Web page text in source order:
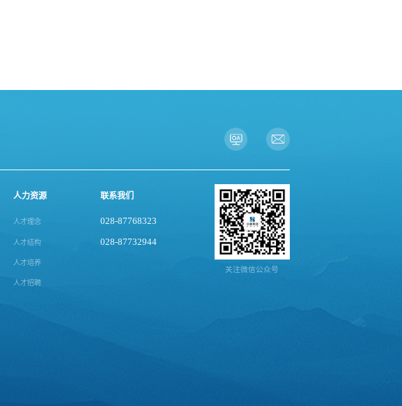
关注微信公众号
人力资源
人才理念
人才结构
人才培养
人才招聘
联系我们
028-87768323
028-87732944